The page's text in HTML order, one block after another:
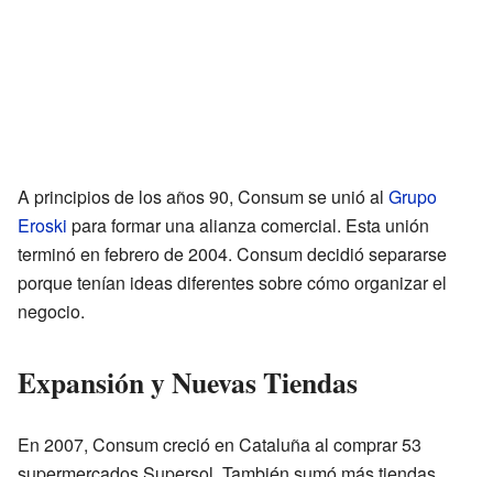
A principios de los años 90, Consum se unió al Grupo
Eroski para formar una alianza comercial. Esta unión
terminó en febrero de 2004. Consum decidió separarse
porque tenían ideas diferentes sobre cómo organizar el
negocio.
Expansión y Nuevas Tiendas
En 2007, Consum creció en Cataluña al comprar 53